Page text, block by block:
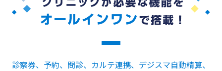
診察券、予約、問診、カルテ連携、デジスマ自動精算、